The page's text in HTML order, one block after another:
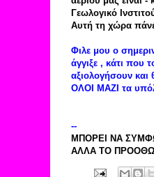
Γεωλογικό
Αυτή τη χώρα
Φιλε μου ο
άγγιξε , κάτι
αξιολογήσουν
ΟΛΟΙ ΜΑΖΙ τα
--
ΜΠΟΡΕΙ ΝΑ
ΑΛΛΑ ΤΟ